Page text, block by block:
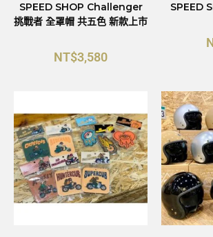
SPEED SHOP Challenger
挑戰者 全罩帽 共五色 新款上市
NT$3,580
SPEED